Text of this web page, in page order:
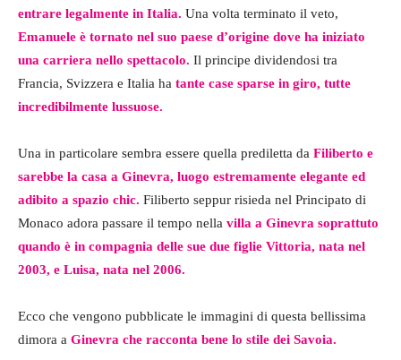
entrare legalmente in Italia. Una volta terminato il veto,
Emanuele è tornato nel suo paese d’origine dove ha iniziato
una carriera nello spettacolo. Il principe dividendosi tra
Francia, Svizzera e Italia ha tante case sparse in giro, tutte
incredibilmente lussuose.
Una in particolare sembra essere quella prediletta da Filiberto e
sarebbe la casa a Ginevra, luogo estremamente elegante ed
adibito a spazio chic. Filiberto seppur risieda nel Principato di
Monaco adora passare il tempo nella villa a Ginevra soprattuto
quando è in compagnia delle sue due figlie Vittoria, nata nel
2003, e Luisa, nata nel 2006.
Ecco che vengono pubblicate le immagini di questa bellissima
dimora a Ginevra che racconta bene lo stile dei Savoia.